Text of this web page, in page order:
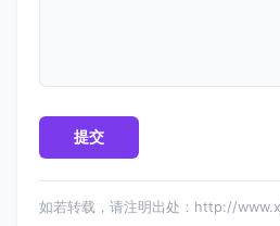
如若转载，请注明出处：http://